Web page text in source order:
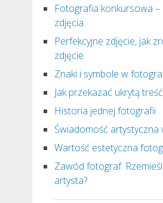
Fotografia konkursowa –
zdjęcia
Perfekcyjne zdjęcie, jak
zdjęcie
Znaki i symbole w
Jak przekazać ukrytą
Historia jednej fotografii
Świadomość
Wartość estetyczna
Zawód fotograf.
artysta?